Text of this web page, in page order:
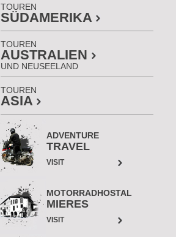
TOUREN
SÜDAMERIKA
TOUREN
AUSTRALIEN
UND NEUSEELAND
TOUREN
ASIA
ADVENTURE
TRAVEL
VISIT
MOTORRADHOSTAL
MIERES
VISIT